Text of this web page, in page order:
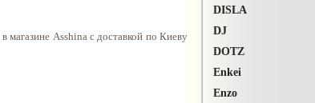
в магазине Asshina с доставкой по Киеву
DISLA
DJ
DOTZ
Enkei
Enzo